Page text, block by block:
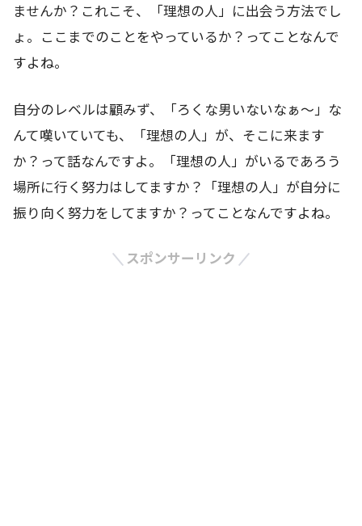
ませんか？これこそ、「理想の人」に出会う方法でし
ょ。ここまでのことをやっているか？ってことなんで
すよね。
自分のレベルは顧みず、「ろくな男いないなぁ～」な
んて嘆いていても、「理想の人」が、そこに来ます
か？って話なんですよ。「理想の人」がいるであろう
場所に行く努力はしてますか？「理想の人」が自分に
振り向く努力をしてますか？ってことなんですよね。
スポンサーリンク